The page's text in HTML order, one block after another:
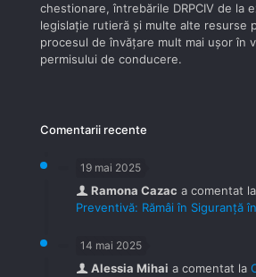
chestionare, întrebările DRPCIV de la
legislaţie rutieră şi multe alte resurse
procesul de învăţare mult mai uşor în
permisului de conducere.
Comentarii recente
19 mai 2025
Ramona Cazac a comentat la
Preventivă: Rămâi în Siguranță
14 mai 2025
Alessia Mihai a comentat la